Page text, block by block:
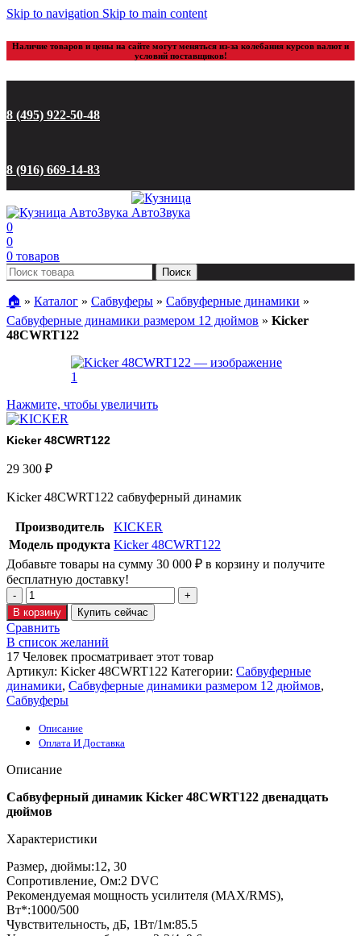
Skip to navigation Skip to main content
Наличие товаров и цены на сайте могут меняться из-за колебания курсов валют и
условий поставщиков!
8 (495) 922-50-48
8 (916) 669-14-83
0
0
0 товаров
Поиск
🏠︎ » Каталог » Сабвуферы » Сабвуферные динамики »
Сабвуферные динамики размером 12 дюймов » Kicker
48CWRT122
Нажмите, чтобы увеличить
Kicker 48CWRT122
29 300 ₽
Kicker 48CWRT122 сабвуферный динамик
Производитель
KICKER
Модель продукта Kicker 48CWRT122
Добавьте товары на сумму 30 000 ₽ в корзину и получите
бесплатную доставку!
В корзину Купить сейчас
Сравнить
В список желаний
17 Человек просматривает этот товар
Артикул: Kicker 48CWRT122 Категории: Сабвуферные
динамики, Сабвуферные динамики размером 12 дюймов,
Сабвуферы
Описание
Оплата И Доставка
Описание
Сабвуферный динамик Kicker 48CWRT122 двенадцать
дюймов
Характеристики
Размер, дюймы:12, 30
Сопротивление, Ом:2 DVC
Рекомендуемая мощность усилителя (MAX/RMS),
Вт*:1000/500
Чувствительность, дБ, 1Вт/1м:85.5